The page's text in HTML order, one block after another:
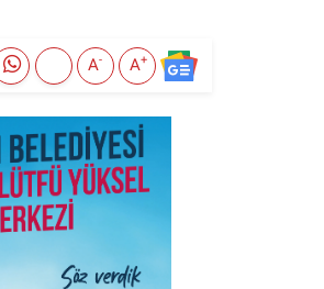
A- A+